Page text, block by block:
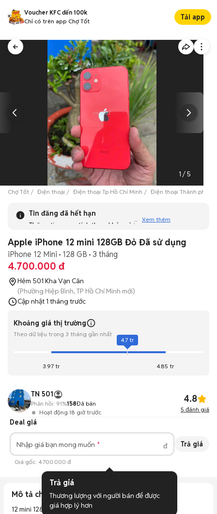
Voucher KFC đến 100k
Chỉ có trên app Chợ Tốt
Tải app
1 /5
Chợ Tốt Điện thoại Điện thoại Tp Hồ Chí Minh Điện thoại Thành phố
Tin đăng đã hết hạn
Thông tin mang tính tham khảo và bạn không thể liên hệ
tương tự khác dưới đây nhé!
Xem thêm
Apple iPhone 12 mini 128GB Đỏ Đã sử dụng
iPhone 12 Mini 128 GB 3 tháng
4.700.000 đ
Hẻm 501 Kha Vạn Cân
(Phường Hiệp Bình, TP Hồ Chí Minh mới)
Cập nhật1 tháng trước
Khoảng giá thị trường
Theo dữ liệu trong 3 tháng gần nhất
3.97 tr 4.85 tr
4.7 tr
TN 501
Hoạt động 18 giờ trước
Phản hồi: 91%158Đã bán 4.8
5 đánh giá
Deal giá
Nhập giá bạn mong muốn đ Trả giá
Giá gốc: 4.700.000 đ
Mô tả chi tiết
12 mini 128 đỏ chính chủ reset ,  máy xài rất kĩ ít trầy
Trả giá
Thương lượng với người bán để được
giá hợp lý hơn